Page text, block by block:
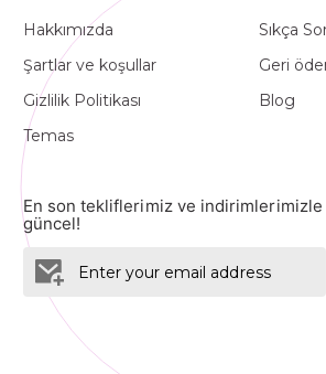
Hakkımızda
Şartlar ve koşullar
Gizlilik Politikası
Temas
Sıkça
Geri
Blog
En son tekliflerimiz ve indirimlerimizle
güncel!